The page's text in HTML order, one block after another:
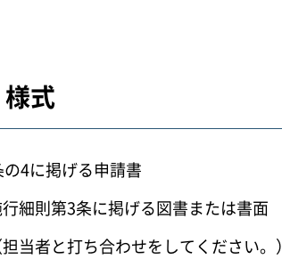
式
4に掲げる申請書
細則第3条に掲げる図書または書面
当者と打ち合わせをしてください。）